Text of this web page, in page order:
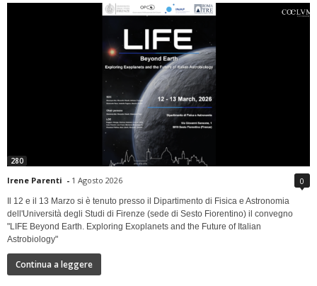
280
Irene Parenti - 1 Agosto 2026 0
Il 12 e il 13 Marzo si è tenuto presso il Dipartimento di Fisica e Astronomia
dell'Università degli Studi di Firenze (sede di Sesto Fiorentino) il convegno
"LIFE Beyond Earth. Exploring Exoplanets and the Future of Italian
Astrobiology"
Continua a leggere